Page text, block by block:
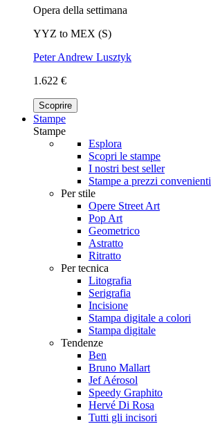
Opera della settimana
YYZ to MEX (S)
Peter Andrew Lusztyk
1.622 €
Scoprire
Stampe
Stampe
Esplora
Scopri le stampe
I nostri best seller
Stampe a prezzi convenienti
Per stile
Opere Street Art
Pop Art
Geometrico
Astratto
Ritratto
Per tecnica
Litografia
Serigrafia
Incisione
Stampa digitale a colori
Stampa digitale
Tendenze
Ben
Bruno Mallart
Jef Aérosol
Speedy Graphito
Hervé Di Rosa
Tutti gli incisori